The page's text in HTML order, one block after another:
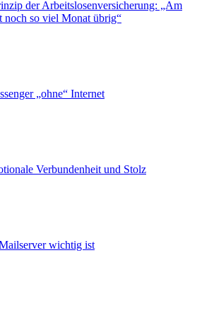
der Arbeitslosenversicherung: „Am
noch so viel Monat übrig“
„ohne“ Internet
Verbundenheit und Stolz
wichtig ist